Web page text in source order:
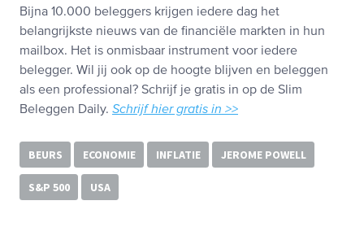
Bijna 10.000 beleggers krijgen iedere dag het
belangrijkste nieuws van de financiële markten in hun
mailbox. Het is onmisbaar instrument voor iedere
belegger. Wil jij ook op de hoogte blijven en beleggen
als een professional? Schrijf je gratis in op de Slim
Beleggen Daily. Schrijf hier gratis in >>
BEURS ECONOMIE INFLATIE JEROME POWELL
S&P 500 USA